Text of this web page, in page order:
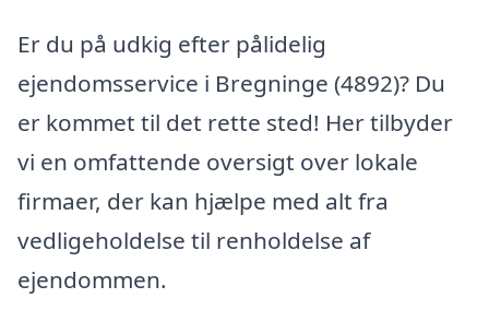
Er du på udkig efter pålidelig
ejendomsservice i Bregninge (4892)? Du
er kommet til det rette sted! Her tilbyder
vi en omfattende oversigt over lokale
firmaer, der kan hjælpe med alt fra
vedligeholdelse til renholdelse af
ejendommen.